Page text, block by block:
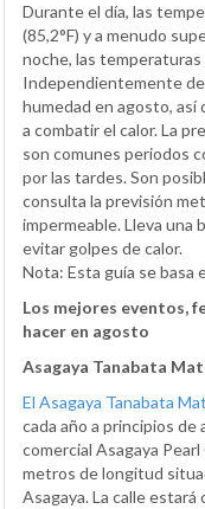
Durante el día, las
(85,2°F) y a menudo
noche, las temperaturas
Independientemente de
humedad en agosto, así
a combatir el calor. La
son comunes periodos
por las tardes. Son
consulta la previsión
impermeable. Lleva una
evitar golpes de calor.
Nota: Esta guía se basa
Los mejores eventos,
hacer en agosto
Asagaya Tanabata
El Asagaya Tanabata
cada año a principios de
comercial Asagaya
metros de longitud
Asagaya. La calle